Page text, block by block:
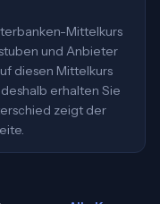
Mittelkurs
und Anbieter
diesen Mittelkurs
erhalten Sie
zeigt der